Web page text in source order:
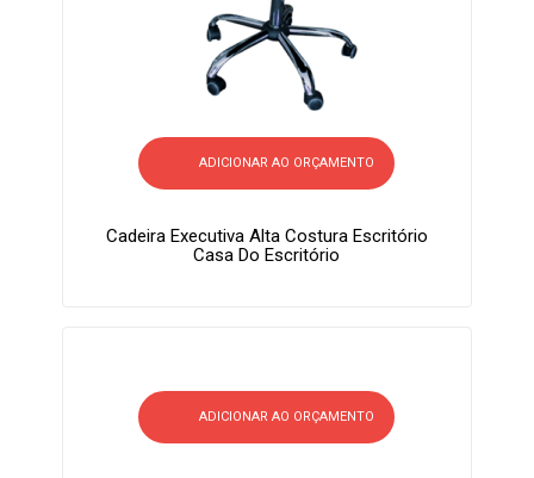
ADICIONAR AO ORÇAMENTO
Cadeira Executiva Alta Costura Escritório
Casa Do Escritório
ADICIONAR AO ORÇAMENTO